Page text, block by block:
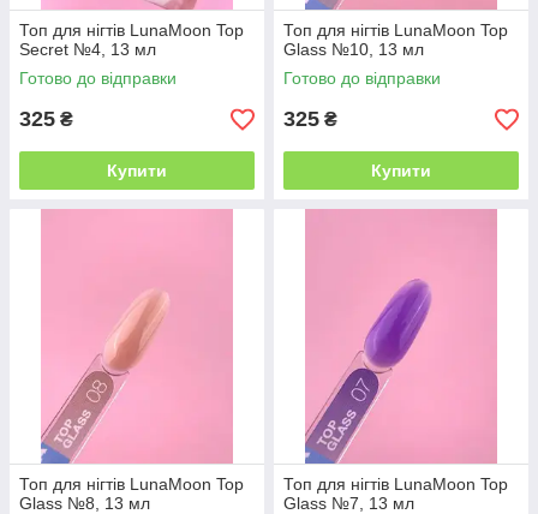
Топ для нігтів LunaMoon Top
Secret №4, 13 мл
Готово до відправки
325 ₴
Купити
Топ для нігтів LunaMoon Top
Glass №10, 13 мл
Готово до відправки
325 ₴
Купити
Топ для нігтів LunaMoon Top
Glass №8, 13 мл
Топ для нігтів LunaMoon Top
Glass №7, 13 мл